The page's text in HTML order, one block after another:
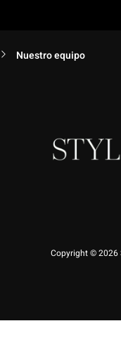
Nuestro equipo
Copyright © 2026